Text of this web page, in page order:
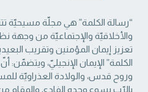
“رسالة الكلمة” هي مجلّة مسيحيّة
والأخلاقيّة والإجتماعيّة من ‏وجهة
تعزيز إيمان المؤمنين وتقريب
‏الكلمة” الإيمان الإنجيليّ، ويتضمّن:
وروح قدس، والولادة العذراويّة
بالرّب يسوع وحده الفادي والمقام